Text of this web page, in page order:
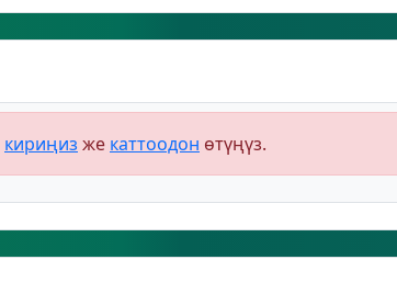
кириңиз же каттоодон өтүңүз.